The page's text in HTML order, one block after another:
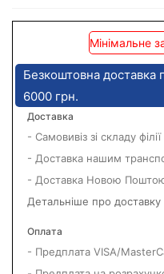
Мінімальне
Безкоштовна доставка
6000 грн.
Доставка
- Самовивіз зі складу філії
- Доставка нашим
- Доставка Новою
Детальніше про доставку
Оплата
- Предплата VISA/